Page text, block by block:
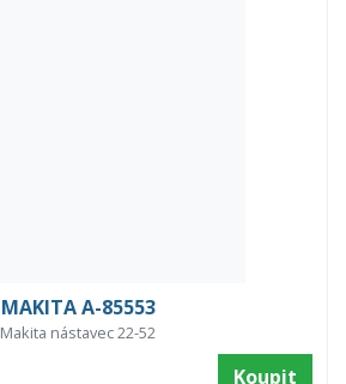
MAKITA A-85553
Makita nástavec 22-52
Koupit